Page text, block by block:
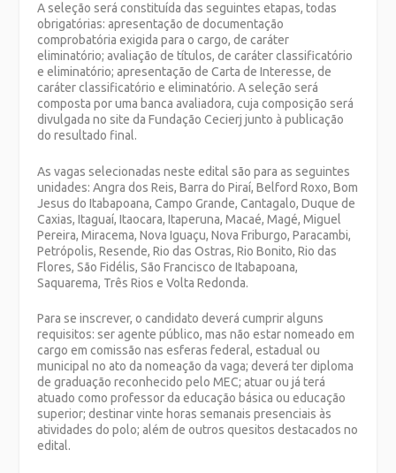
A seleção será constituída das seguintes etapas, todas
obrigatórias: apresentação de documentação
comprobatória exigida para o cargo, de caráter
eliminatório; avaliação de títulos, de caráter classificatório
e eliminatório; apresentação de Carta de Interesse, de
caráter classificatório e eliminatório. A seleção será
composta por uma banca avaliadora, cuja composição será
divulgada no site da Fundação Cecierj junto à publicação
do resultado final.
As vagas selecionadas neste edital são para as seguintes
unidades: Angra dos Reis, Barra do Piraí, Belford Roxo, Bom
Jesus do Itabapoana, Campo Grande, Cantagalo, Duque de
Caxias, Itaguaí, Itaocara, Itaperuna, Macaé, Magé, Miguel
Pereira, Miracema, Nova Iguaçu, Nova Friburgo, Paracambi,
Petrópolis, Resende, Rio das Ostras, Rio Bonito, Rio das
Flores, São Fidélis, São Francisco de Itabapoana,
Saquarema, Três Rios e Volta Redonda.
Para se inscrever, o candidato deverá cumprir alguns
requisitos: ser agente público, mas não estar nomeado em
cargo em comissão nas esferas federal, estadual ou
municipal no ato da nomeação da vaga; deverá ter diploma
de graduação reconhecido pelo MEC; atuar ou já terá
atuado como professor da educação básica ou educação
superior; destinar vinte horas semanais presenciais às
atividades do polo; além de outros quesitos destacados no
edital.